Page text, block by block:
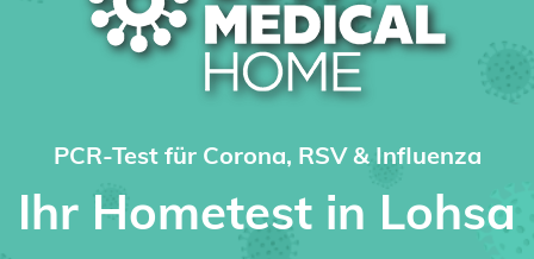
PCR-Test für Corona, RSV & Influenza
Ihr Hometest in Lohsa